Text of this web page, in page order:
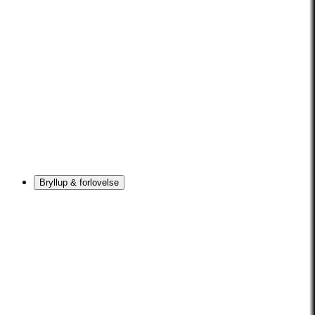
Bryllup & forlovelse